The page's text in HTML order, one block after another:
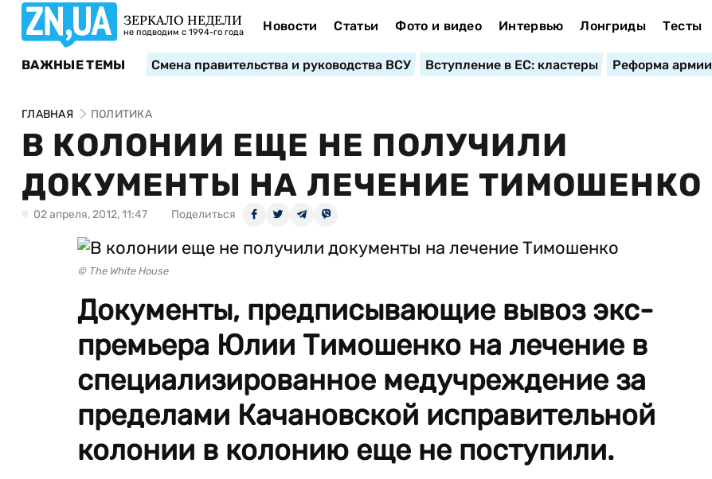
ЗЕРКАЛО НЕДЕЛИ
не подводим с 1994-го года Новости Статьи Фото и видео Интервью Лонгриды Тесты
ВАЖНЫЕ ТЕМЫ Смена правительства и руководства ВСУ Вступление в ЕС: кластеры Реформа армии
ГЛАВНАЯ ПОЛИТИКА
В КОЛОНИИ ЕЩЕ НЕ ПОЛУЧИЛИ
ДОКУМЕНТЫ НА ЛЕЧЕНИЕ ТИМОШЕНКО
02 апреля, 2012, 11:47 Поделиться
© The White House
Документы, предписывающие вывоз экс-
премьера Юлии Тимошенко на лечение в
специализированное медучреждение за
пределами Качановской исправительной
колонии в колонию еще не поступили.